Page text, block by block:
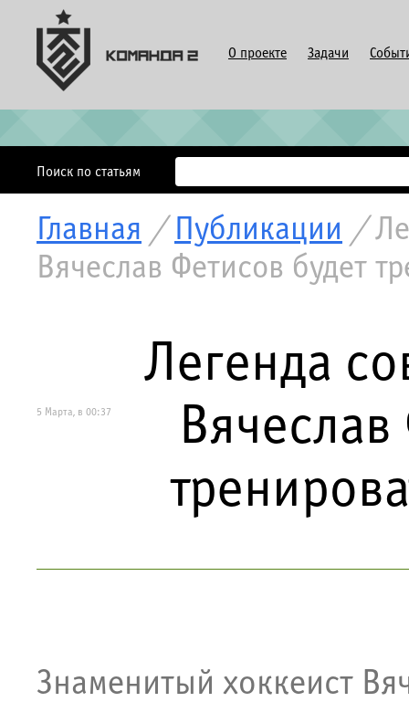
О проекте Задачи
Поиск по статьям
Главная / Публикации /
Вячеслав Фетисов будет
5 Марта, в 00:37
Легенда
Вячеслав
Знаменитый хоккеист